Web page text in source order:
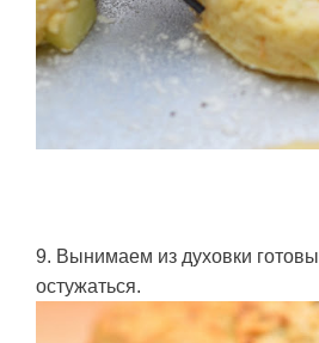
9. Вынимаем из духовки
остужаться.